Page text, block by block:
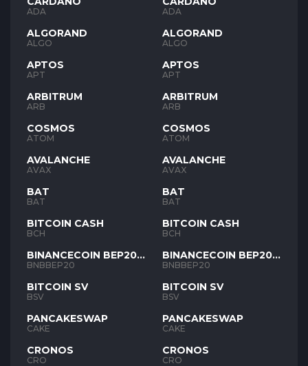
ADA
ALGORAND
ALGO
APTOS
APT
ARBITRUM
ARB
COSMOS
ATOM
AVALANCHE
AVAX
BAT
BAT
BITCOIN CASH
BCH
BINANCECOIN BEP20
BNB
BNBBEP20
BITCOIN SV
BSV
PANCAKESWAP
CAKE
CRONOS
CRO
ADA
ALGORAND
ALGO
APTOS
APT
ARBITRUM
ARB
COSMOS
ATOM
AVALANCHE
AVAX
BAT
BAT
BITCOIN CASH
BCH
BINANCECOIN BEP20
BNB
BNBBEP20
BITCOIN SV
BSV
PANCAKESWAP
CAKE
CRONOS
CRO